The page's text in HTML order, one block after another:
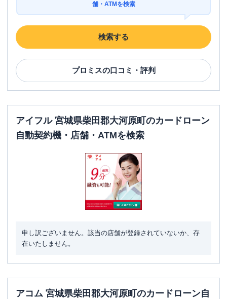
舗・ATMを検索
検索する
プロミスの口コミ・評判
アイフル 宮城県柴田郡大河原町のカードローン
自動契約機・店舗・ATMを検索
申し訳ございません。該当の店舗が登録されていないか、存
在いたしません。
アコム 宮城県柴田郡大河原町のカードローン自